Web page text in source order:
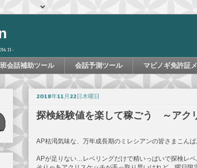
-
会話補助ツール 会話予測ツール マビノギ免許証
2018年11月22日木曜日
探検経験値を楽して稼ごう ～アク
AP枯渇気味な、万年成長期のミレシアンの皆さまこんば
APが足りない…レベリングだけで精いっぱいで探検レ